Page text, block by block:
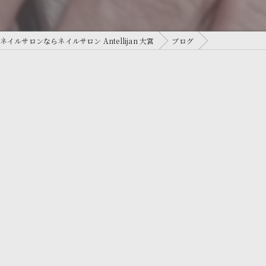
イルサロンならネイルサロン Antellijan 大宮 ブログ